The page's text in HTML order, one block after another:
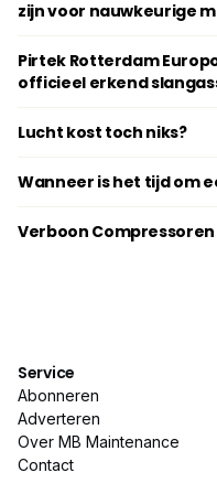
zijn voor nauwkeurige
Pirtek Rotterdam
officieel erkend
Lucht kost toch niks?
Wanneer is het tijd om
Verboon
Service
Abonneren
Adverteren
Over MB Maintenance
Contact